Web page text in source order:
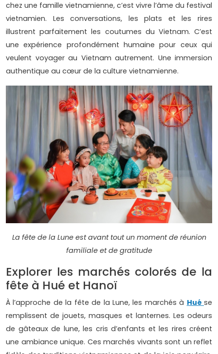
chez une famille vietnamienne, c’est vivre l’âme du festival
vietnamien. Les conversations, les plats et les rires
illustrent parfaitement les coutumes du Vietnam. C’est
une expérience profondément humaine pour ceux qui
veulent voyager au Vietnam autrement. Une immersion
authentique au cœur de la culture vietnamienne.
La fête de la Lune est avant tout un moment de réunion
familiale et de gratitude
Explorer les marchés colorés de la
fête à Hué et Hanoï
À l’approche de la fête de la Lune, les marchés à Huése
remplissent de jouets, masques et lanternes. Les odeurs
de gâteaux de lune, les cris d’enfants et les rires créent
une ambiance unique. Ces marchés vivants sont un reflet